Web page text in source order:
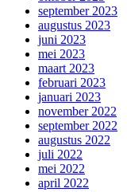
september 2023
augustus 2023
juni 2023
mei 2023
maart 2023
februari 2023
januari 2023
november 2022
september 2022
augustus 2022
juli 2022
mei 2022
april 2022